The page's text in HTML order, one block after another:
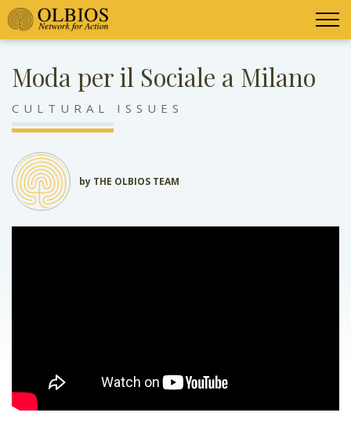
Moda per il Sociale a Milano
CULTURAL ISSUES
by THE OLBIOS TEAM